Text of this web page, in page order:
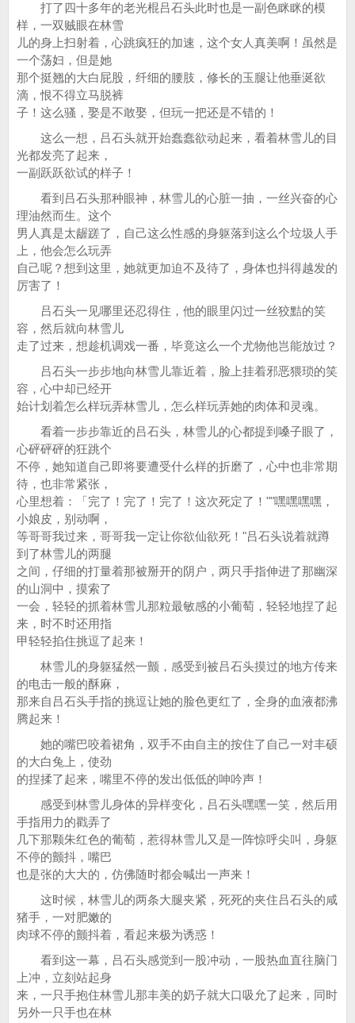
打了四十多年的老光棍吕石头此时也是一副色眯眯的模
样，一双贼眼在林雪
儿的身上扫射着，心跳疯狂的加速，这个女人真美啊！虽然是
一个荡妇，但是她
那个挺翘的大白屁股，纤细的腰肢，修长的玉腿让他垂涎欲
滴，恨不得立马脱裤
子！这么骚，娶是不敢娶，但玩一把还是不错的！
这么一想，吕石头就开始蠢蠢欲动起来，看着林雪儿的目
光都发亮了起来，
一副跃跃欲试的样子！
看到吕石头那种眼神，林雪儿的心脏一抽，一丝兴奋的心
理油然而生。这个
男人真是太龌蹉了，自己这么性感的身躯落到这么个垃圾人手
上，他会怎么玩弄
自己呢？想到这里，她就更加迫不及待了，身体也抖得越发的
厉害了！
吕石头一见哪里还忍得住，他的眼里闪过一丝狡黠的笑
容，然后就向林雪儿
走了过来，想趁机调戏一番，毕竟这么一个尤物他岂能放过？
吕石头一步步地向林雪儿靠近着，脸上挂着邪恶猥琐的笑
容，心中却已经开
始计划着怎么样玩弄林雪儿，怎么样玩弄她的肉体和灵魂。
看着一步步靠近的吕石头，林雪儿的心都提到嗓子眼了，
心砰砰砰的狂跳个
不停，她知道自己即将要遭受什么样的折磨了，心中也非常期
待，也非常紧张，
心里想着：「完了！完了！完了！这次死定了！""嘿嘿嘿嘿，
小娘皮，别动啊，
等哥哥我过来，哥哥我一定让你欲仙欲死！"吕石头说着就蹲
到了林雪儿的两腿
之间，仔细的打量着那被掰开的阴户，两只手指伸进了那幽深
的山洞中，摸索了
一会，轻轻的抓着林雪儿那粒最敏感的小葡萄，轻轻地捏了起
来，时不时还用指
甲轻轻掐住挑逗了起来！
林雪儿的身躯猛然一颤，感受到被吕石头摸过的地方传来
的电击一般的酥麻，
那来自吕石头手指的挑逗让她的脸色更红了，全身的血液都沸
腾起来！
她的嘴巴咬着裙角，双手不由自主的按住了自己一对丰硕
的大白兔上，使劲
的捏揉了起来，嘴里不停的发出低低的呻吟声！
感受到林雪儿身体的异样变化，吕石头嘿嘿一笑，然后用
手指用力的戳弄了
几下那颗朱红色的葡萄，惹得林雪儿又是一阵惊呼尖叫，身躯
不停的颤抖，嘴巴
也是张的大大的，仿佛随时都会喊出一声来！
这时候，林雪儿的两条大腿夹紧，死死的夹住吕石头的咸
猪手，一对肥嫩的
肉球不停的颤抖着，看起来极为诱惑！
看到这一幕，吕石头感觉到一股冲动，一股热血直往脑门
上冲，立刻站起身
来，一只手抱住林雪儿那丰美的奶子就大口吸允了起来，同时
另外一只手也在林